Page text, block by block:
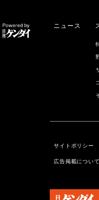
ニュース
サイトポリシー
広告掲載について